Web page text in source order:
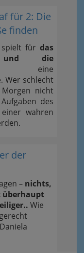
für 2: Die
finden
spielt für das
und die
eine
Wer schlecht
nicht
des
wahren
der
– nichts,
überhaupt
Wie